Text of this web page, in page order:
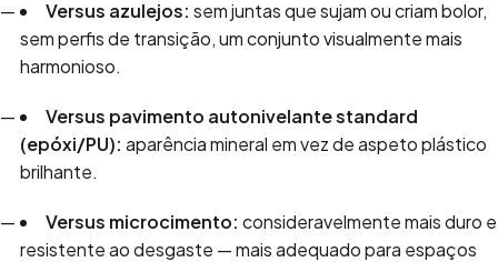
Versus azulejos: sem juntas que sujam ou criam bolor,
sem perfis de transição, um conjunto visualmente mais
harmonioso.
Versus pavimento autonivelante standard
(epóxi/PU): aparência mineral em vez de aspeto plástico
brilhante.
Versus microcimento: consideravelmente mais duro e
resistente ao desgaste — mais adequado para espaços